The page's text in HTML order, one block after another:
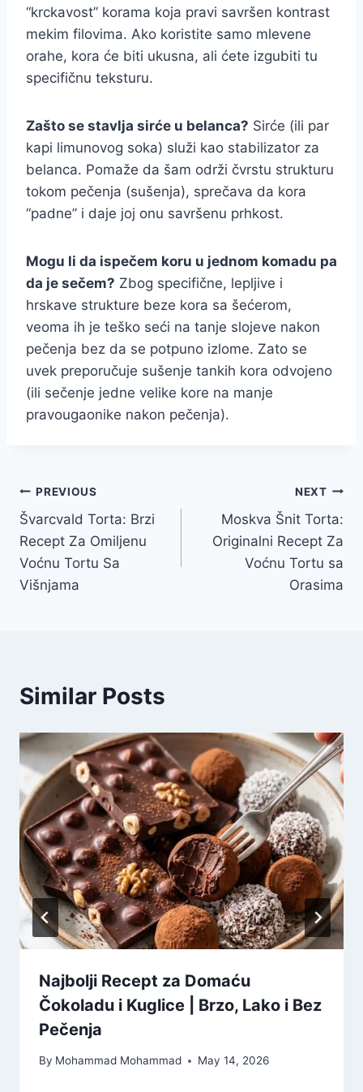
“krckavost” korama koja pravi savršen kontrast
mekim filovima. Ako koristite samo mlevene
orahe, kora će biti ukusna, ali ćete izgubiti tu
specifičnu teksturu.
Zašto se stavlja sirće u belanca? Sirće (ili par
kapi limunovog soka) služi kao stabilizator za
belanca. Pomaže da šam održi čvrstu strukturu
tokom pečenja (sušenja), sprečava da kora
“padne” i daje joj onu savršenu prhkost.
Mogu li da ispečem koru u jednom komadu pa
da je sečem? Zbog specifične, lepljive i
hrskave strukture beze kora sa šećerom,
veoma ih je teško seći na tanje slojeve nakon
pečenja bez da se potpuno izlome. Zato se
uvek preporučuje sušenje tankih kora odvojeno
(ili sečenje jedne velike kore na manje
pravougaonike nakon pečenja).
Post
navigation
PREVIOUS
Švarcvald Torta: Brzi
Recept Za Omiljenu
Voćnu Tortu Sa
Višnjama
NEXT
Moskva Šnit Torta:
Originalni Recept Za
Voćnu Tortu sa
Orasima
Similar Posts
Najbolji Recept za Domaću
Čokoladu i Kuglice | Brzo, Lako i Bez
Pečenja
By Mohammad Mohammad May 14, 2026